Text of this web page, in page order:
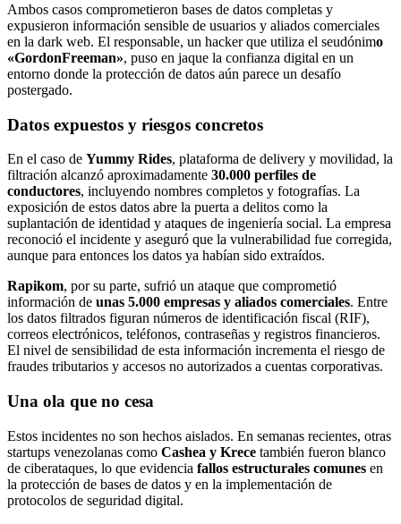
Ambos casos comprometieron bases de datos completas y
expusieron información sensible de usuarios y aliados comerciales
en la dark web. El responsable, un hacker que utiliza el seudónimo
«GordonFreeman», puso en jaque la confianza digital en un
entorno donde la protección de datos aún parece un desafío
postergado.
Datos expuestos y riesgos concretos
En el caso de Yummy Rides, plataforma de delivery y movilidad, la
filtración alcanzó aproximadamente 30.000 perfiles de
conductores, incluyendo nombres completos y fotografías. La
exposición de estos datos abre la puerta a delitos como la
suplantación de identidad y ataques de ingeniería social. La empresa
reconoció el incidente y aseguró que la vulnerabilidad fue corregida,
aunque para entonces los datos ya habían sido extraídos.
Rapikom, por su parte, sufrió un ataque que comprometió
información de unas 5.000 empresas y aliados comerciales. Entre
los datos filtrados figuran números de identificación fiscal (RIF),
correos electrónicos, teléfonos, contraseñas y registros financieros.
El nivel de sensibilidad de esta información incrementa el riesgo de
fraudes tributarios y accesos no autorizados a cuentas corporativas.
Una ola que no cesa
Estos incidentes no son hechos aislados. En semanas recientes, otras
startups venezolanas como Cashea y Krece también fueron blanco
de ciberataques, lo que evidencia fallos estructurales comunes en
la protección de bases de datos y en la implementación de
protocolos de seguridad digital.